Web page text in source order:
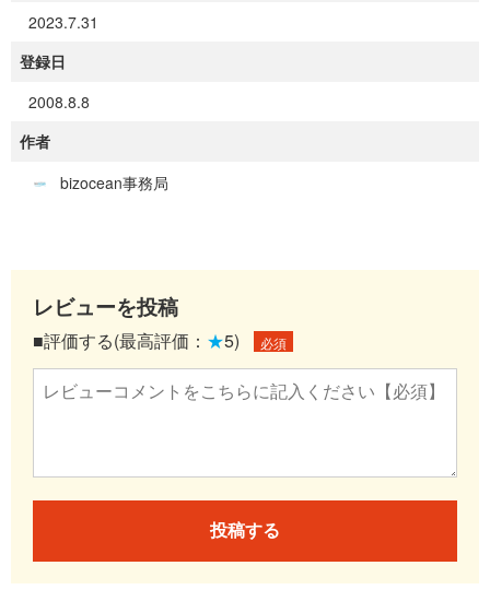
2023.7.31
登録日
2008.8.8
作者
bizocean事務局
レビューを投稿
■評価する(最高評価： ★5) 必須
投稿する